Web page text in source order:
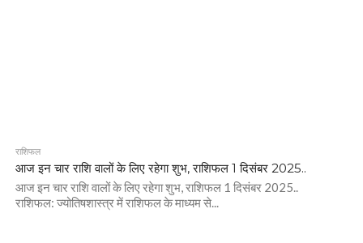
राशिफल
आज इन चार राशि वालों के लिए रहेगा शुभ, राशिफल 1 दिसंबर 2025..
आज इन चार राशि वालों के लिए रहेगा शुभ, राशिफल 1 दिसंबर 2025..
राशिफल: ज्योतिषशास्त्र में राशिफल के माध्यम से...